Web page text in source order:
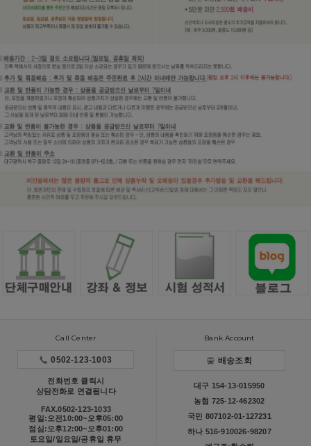
Call Center
0502-123-1003
전화번호 클릭시
상담전화로 연결됩니다
FAX.0502-123-1033
평일:오전10:00~오후05:00
점심:오후12:00~오후01:00
토요일/일요일/공휴일 휴무
Bank Account
배송조회
대구 154-13-015950
농협 725-12-462302
국민 807102-01-127231
하나 516-910026-98207